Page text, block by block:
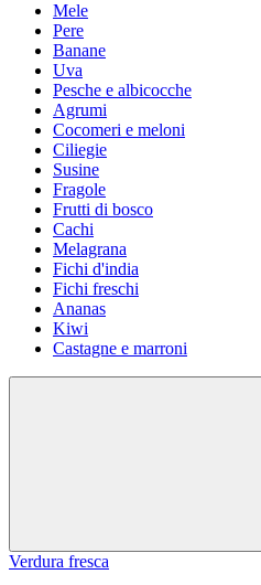
Mele
Pere
Banane
Uva
Pesche e albicocche
Agrumi
Cocomeri e meloni
Ciliegie
Susine
Fragole
Frutti di bosco
Cachi
Melagrana
Fichi d'india
Fichi freschi
Ananas
Kiwi
Castagne e marroni
Verdura fresca